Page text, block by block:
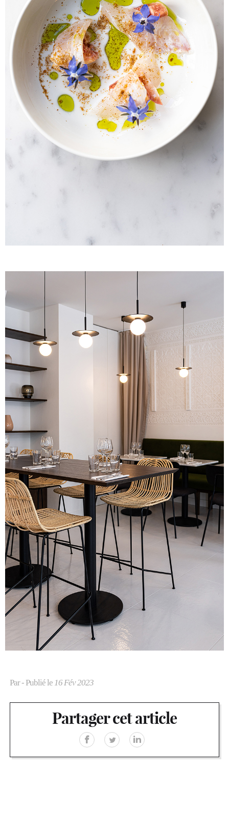
Par- Publié le 16 Fév 2023
Partager cet article